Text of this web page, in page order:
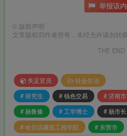
举报该
© 版权声明
文章版权归作者所有，未经允许请勿转载
THE END
失足官员
社会生活
# 研究生
# 钱色交易 # 济南市
# 杨鲁豫
# 工学博士 # 杨市长
# 哈尔滨建筑工程学院
# 东营市